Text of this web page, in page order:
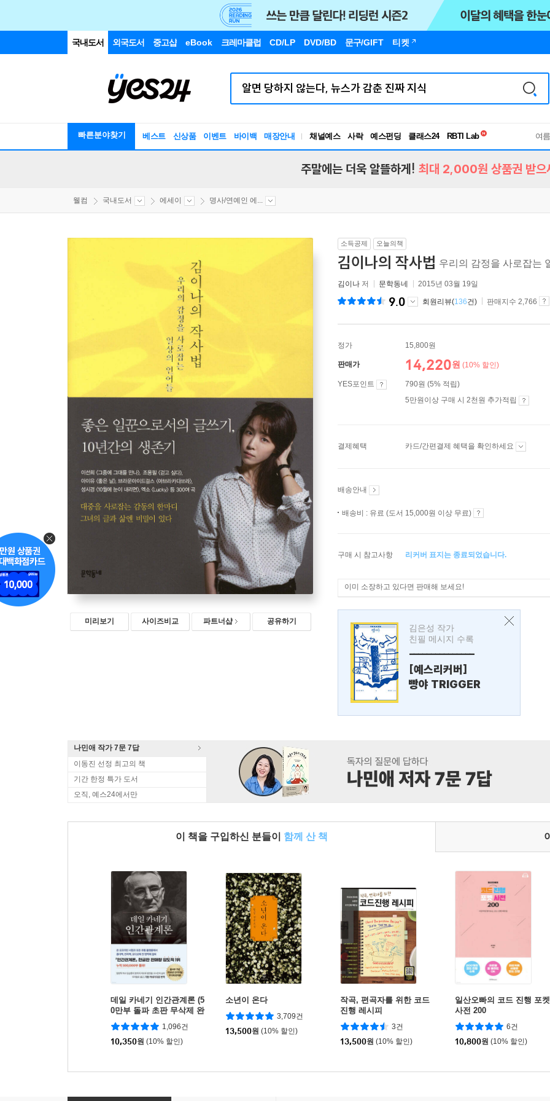
국내도서 외국도서 중고샵 eBook 크레마클럽 CD/LP DVD/BD 문구/GIFT 티켓
빠른분야찾기 베스트 신상품 이벤트 바이백 매장안내 채널예스 사락 예스펀딩 클래스24
RBTI Lab
독서유형검사
여
주말에는 더욱 알뜰하게! 최대 2,000원 상품권 받으
웰컴 국내도서 에세이 명사/연예인 에...
미리보기 사이즈비교 파트너샵 공유하기
소득공제 오늘의책
김이나의 작사법 우리의 감정을 사로잡는
김이나 저 문학동네 2015년 03월 19일
9.0 회원리뷰(136건) 판매지수 2,766
정가 15,800원
판매가 14,220원 (10% 할인)
YES포인트
790원 (5% 적립)
5만원이상 구매 시 2천원 추가적립
결제혜택 카드/간편결제 혜택을 확인하세요
배송안내
배송비 : 유료 (도서 15,000원 이상 무료)
구매 시 참고사항 리커버 표지는 종료되었습니다.
이미 소장하고 있다면 판매해 보세요!
김은성 작가
친필 메시지 수록
---------------
[예스리커버]
빵야 TRIGGER
나민애 작가 7문 7답
이동진 선정 최고의 책
기간 한정 특가 도서
오직, 예스24에서만
이 책을 구입하신 분들이 함께 산 책
데일 카네기 인간관계론 (5
0만부 돌파 초판 무삭제 완
역본)
1,096건
10,350원 (10% 할인)
소년이 온다
3,709건
13,500원 (10% 할인)
작곡, 편곡자를 위한 코드
진행 레시피
3건
13,500원 (10% 할인)
일산오빠의 코드 진행 포켓
사전 200
6건
10,800원 (10% 할인)